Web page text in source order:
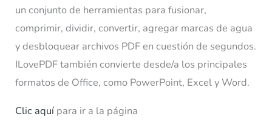
un conjunto de herramientas para fusionar,
comprimir, dividir, convertir, agregar marcas de agua
y desbloquear archivos PDF en cuestión de segundos.
ILovePDF también convierte desde/a los principales
formatos de Office, como PowerPoint, Excel y Word.
Clic aquí para ir a la página